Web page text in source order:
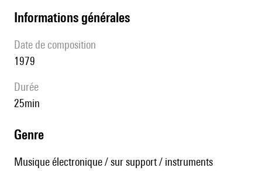
informations générales
date de composition
1979
durée
25min
genre
Musique électronique / sur support / instruments